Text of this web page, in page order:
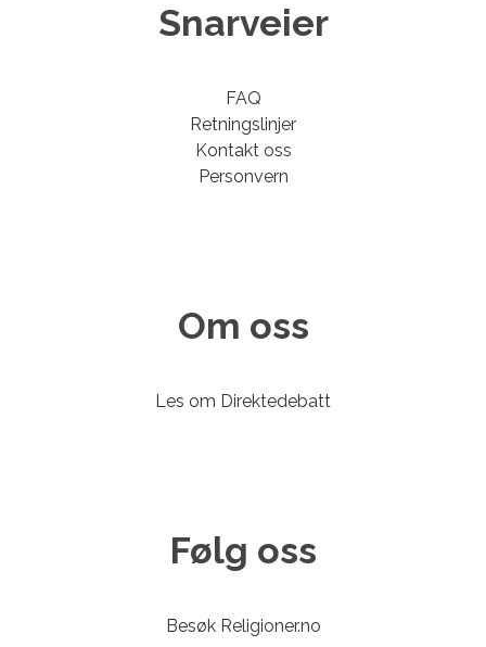
Snarveier
FAQ
Retningslinjer
Kontakt oss
Personvern
Om oss
Les om Direktedebatt
Følg oss
Besøk Religioner.no